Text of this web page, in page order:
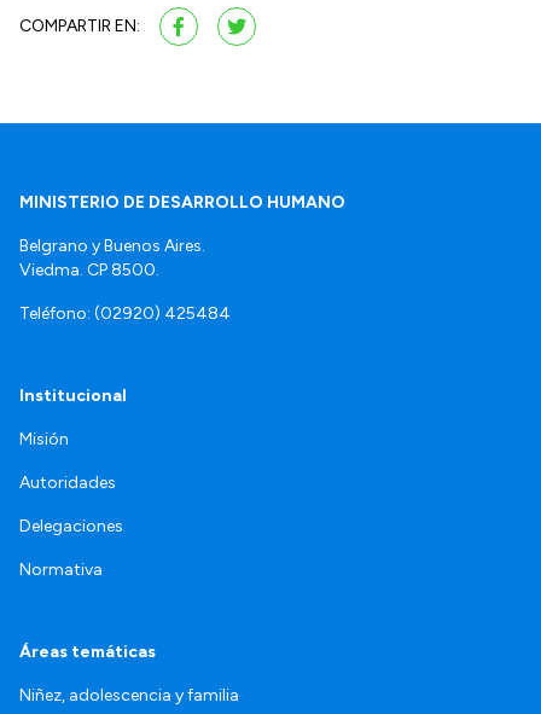
COMPARTIR EN:
MINISTERIO DE DESARROLLO HUMANO
Belgrano y Buenos Aires.
Viedma. CP 8500.
Teléfono: (02920) 425484
Institucional
Misión
Autoridades
Delegaciones
Normativa
Áreas temáticas
Niñez, adolescencia y familia